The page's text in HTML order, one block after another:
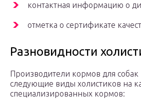
контактная информацию о
отметка о сертификате
Разновидности
Производители кормов для собак
следующие виды холистиков на
специализированных кормов: